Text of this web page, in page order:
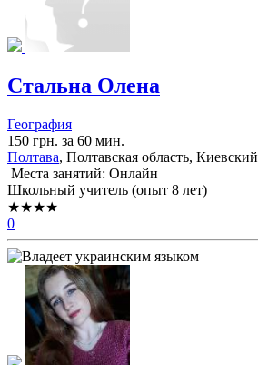
Стальна Олена
География
150 грн. за 60 мин.
Полтава, Полтавская область, Киевский
Места занятий: Онлайн
Школьный учитель (опыт 8 лет)
★★★★
0